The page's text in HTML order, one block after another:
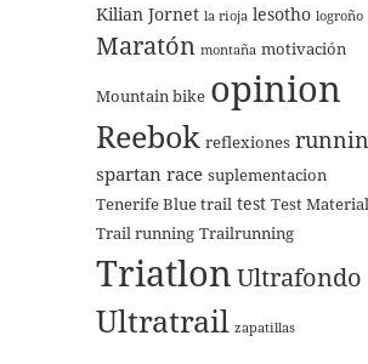
Kilian Jornet la rioja lesotho logroño
Maratón montaña motivación
Mountain bike opinion
Reebok reflexiones
spartan race suplementacion
Tenerife Blue trail test Test Material
Trail running Trailrunning
TriatlonUltrafondo
Ultratrail zapatillas